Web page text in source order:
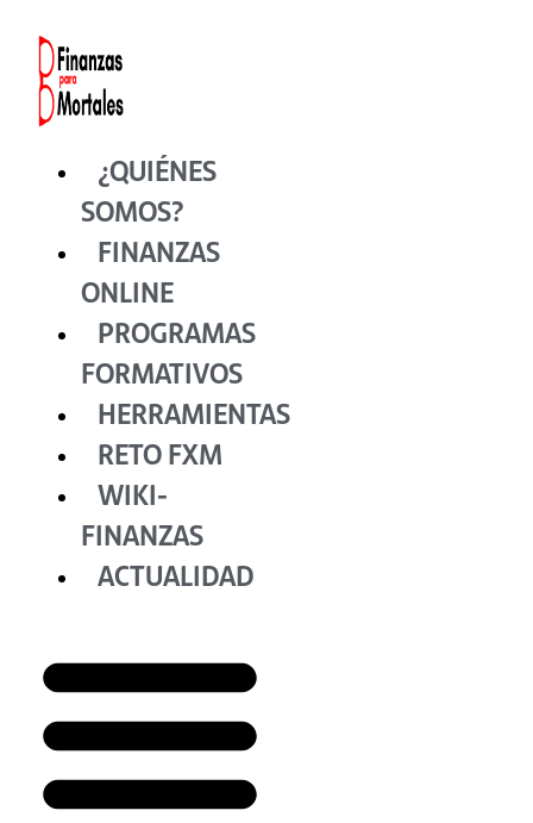
contenido
¿QUIÉNES
SOMOS?
FINANZAS
ONLINE
PROGRAMAS
FORMATIVOS
HERRAMIENTAS
RETO FXM
WIKI-
FINANZAS
ACTUALIDAD